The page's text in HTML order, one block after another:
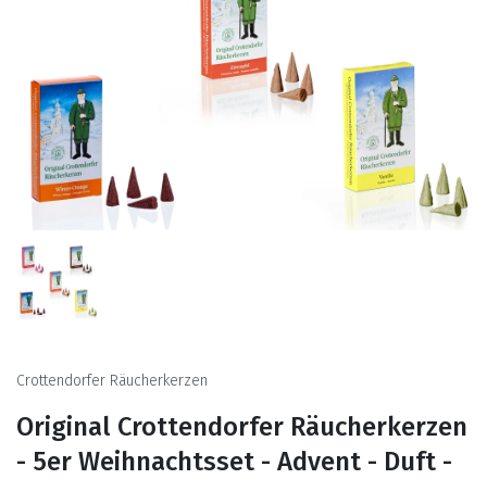
Crottendorfer Räucherkerzen
Original Crottendorfer Räucherkerzen
- 5er Weihnachtsset - Advent - Duft -